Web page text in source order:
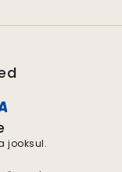
jooksul.